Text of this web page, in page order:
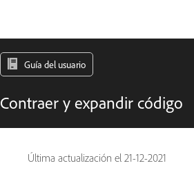
Guía del usuario
Contraer y expandir código
Última actualización el 21-12-2021